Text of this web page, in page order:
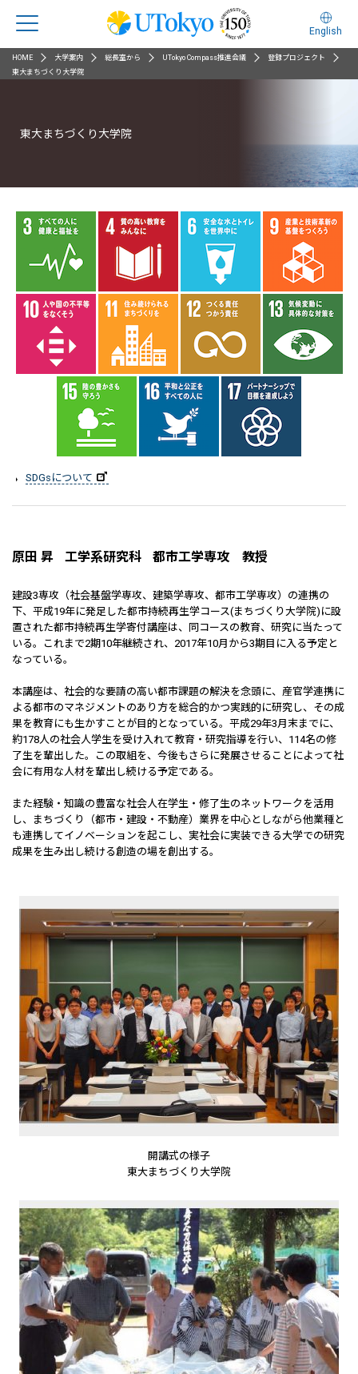
English
HOME 大学案内 総長室から UTokyo Compass推進会議
登録プロジェクト
東大まちづくり大学院
東大まちづくり大学院
SDGsについて
原田 昇 工学系研究科 都市工学専攻 教授
建設3専攻（社会基盤学専攻、建築学専攻、都市工学専攻）の連携の
下、平成19年に発足した都市持続再生学コース(まちづくり大学院)に設
置された都市持続再生学寄付講座は、同コースの教育、研究に当たって
いる。これまで2期10年継続され、2017年10月から3期目に入る予定と
なっている。
本講座は、社会的な要請の高い都市課題の解決を念頭に、産官学連携に
よる都市のマネジメントのあり方を総合的かつ実践的に研究し、その成
果を教育にも生かすことが目的となっている。平成29年3月末までに、
約178人の社会人学生を受け入れて教育・研究指導を行い、114名の修
了生を輩出した。この取組を、今後もさらに発展させることによって社
会に有用な人材を輩出し続ける予定である。
また経験・知識の豊富な社会人在学生・修了生のネットワークを活用
し、まちづくり（都市・建設・不動産）業界を中心としながら他業種と
も連携してイノベーションを起こし、実社会に実装できる大学での研究
成果を生み出し続ける創造の場を創出する。
開講式の様子
東大まちづくり大学院